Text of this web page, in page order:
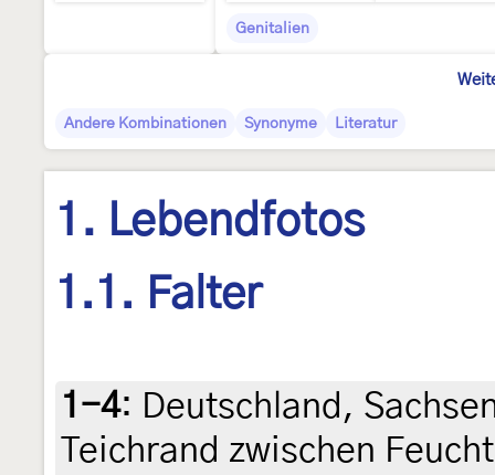
Genitalien
Andere Kombinationen Synonyme Literatur
1. Lebendfotos
1.1. Falter
1-4: Deutschland,
Teichrand zwischen